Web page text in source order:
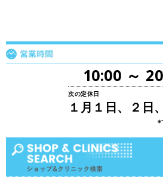
10:00 ～
次の定休日
１月１日、２日
※